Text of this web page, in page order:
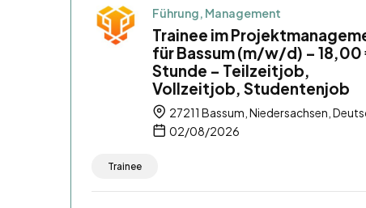
Führung, Management
Trainee im
für Bassum (m/w/d) –
Stunde – Teilzeitjob,
Vollzeitjob, Studentenjob
27211 Bassum, Niedersachsen,
02/08/2026
Trainee